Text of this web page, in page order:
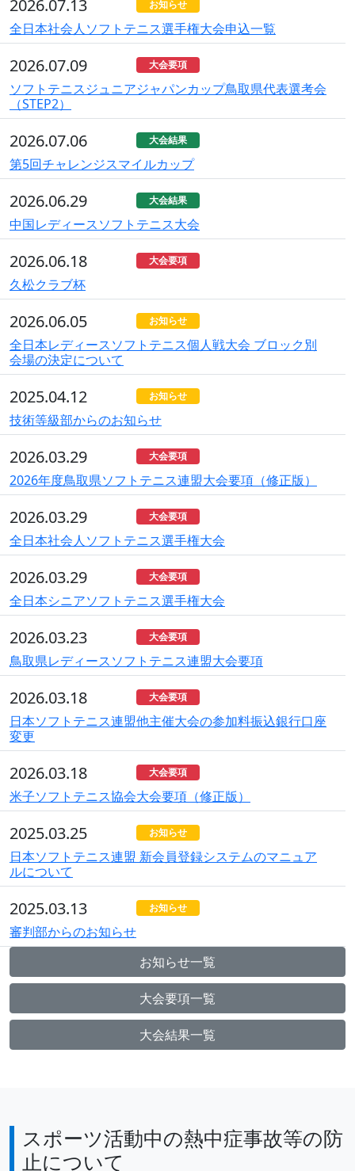
2026.07.13 お知らせ
全日本社会人ソフトテニス選手権大会申込一覧
2026.07.09 大会要項
ソフトテニスジュニアジャパンカップ鳥取県代表選考会
（STEP2）
2026.07.06 大会結果
第5回チャレンジスマイルカップ
2026.06.29 大会結果
中国レディースソフトテニス大会
2026.06.18 大会要項
久松クラブ杯
2026.06.05 お知らせ
全日本レディースソフトテニス個人戦大会 ブロック別
会場の決定について
2025.04.12 お知らせ
技術等級部からのお知らせ
2026.03.29 大会要項
2026年度鳥取県ソフトテニス連盟大会要項（修正版）
2026.03.29 大会要項
全日本社会人ソフトテニス選手権大会
2026.03.29 大会要項
全日本シニアソフトテニス選手権大会
2026.03.23 大会要項
鳥取県レディースソフトテニス連盟大会要項
2026.03.18 大会要項
日本ソフトテニス連盟他主催大会の参加料振込銀行口座
変更
2026.03.18 大会要項
米子ソフトテニス協会大会要項（修正版）
2025.03.25 お知らせ
日本ソフトテニス連盟 新会員登録システムのマニュア
ルについて
2025.03.13 お知らせ
審判部からのお知らせ
お知らせ一覧
大会要項一覧
大会結果一覧
スポーツ活動中の熱中症事故等の防
止について